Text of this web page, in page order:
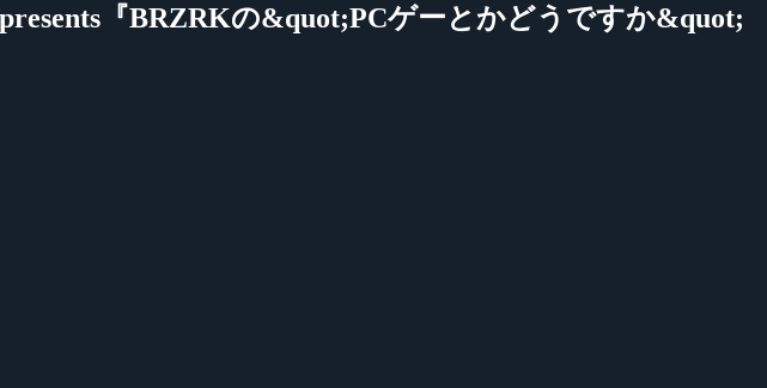
『BRZRKの&quot;PCゲーとかどうですか&quot;